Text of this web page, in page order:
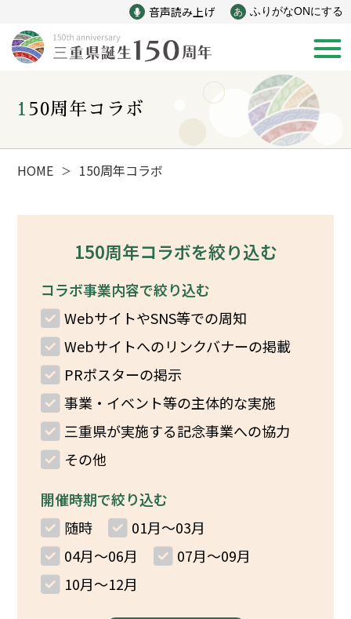
音声読み上げ あ ふりがなONにする
新着情報
みえ150年の歩み
災害 戦争
インフラ 偉人
イベント
150周年コラボ
150周年コラボ
HOME ＞ 150周年コラボ
150周年コラボを絞り込む
コラボ事業内容で絞り込む
WebサイトやSNS等での周知
Webサイトへのリンクバナーの掲載
PRポスターの掲示
事業・イベント等の主体的な実施
三重県が実施する記念事業への協力
その他
開催時期で絞り込む
随時
01月～03月
04月～06月
07月～09月
10月～12月